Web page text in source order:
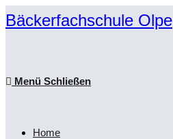
Zum
Bäckerfachschule Olpe
Menü Schließen
Home